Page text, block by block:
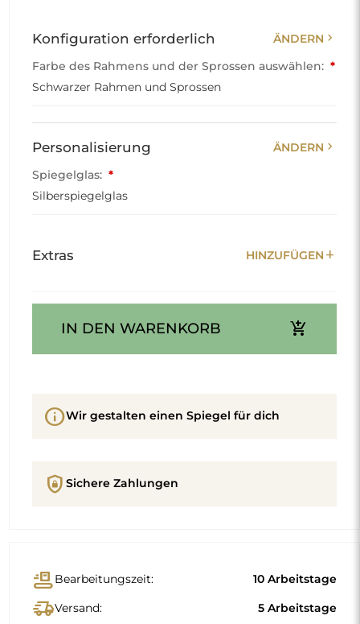
Konfiguration erforderlich ÄNDERN chevron_right
Farbe des Rahmens und der Sprossen auswählen: *
Schwarzer Rahmen und Sprossen
Personalisierung ÄNDERN chevron_right
Spiegelglas: *
Silberspiegelglas
Extras HINZUFÜGEN add
IN DEN WARENKORB add_shopping_cart
infoWir gestalten einen Spiegel für dich
shield_lock Sichere Zahlungen
conveyor_beltBearbeitungszeit: 10 Arbeitstage
delivery_truck_speedVersand: 5 Arbeitstage